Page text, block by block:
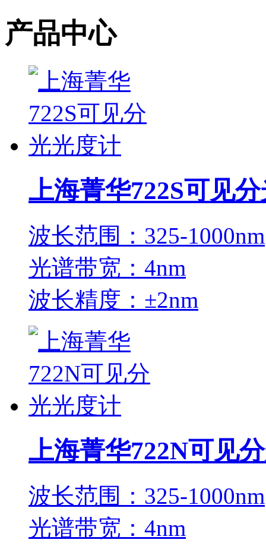
产品中心
上海菁华722S可见
波长范围：325-1000nm
光谱带宽：4nm
波长精度：±2nm
上海菁华722N可见
波长范围：325-1000nm
光谱带宽：4nm